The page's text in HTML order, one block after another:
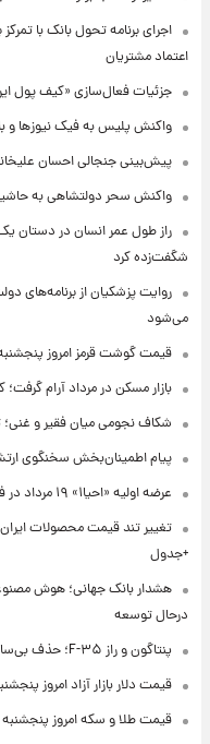
اجرای برنامه تحول بانک با تمرکز
اعتماد مشتریان
جزئیات فعال‌سازی «کیف پول
واکنش پلیس به فیک نیوزها و
پیش‌بینی جنجالی احسان
واکنش سحر دولتشاهی به
شگفت‌زده کرد
روایت پزشکیان از برنامه‌های
می‌شود
قیمت گوشت قرمز امروز پنجشنبه ۱۵ مرداد ۱۴۰۵
بازار مسکن در مرداد آرام
شکاف نجومی میان فقیر و غنی؛
پیام اطمینان‌بخش سخنگوی
عرضه اولیه «احیا۱» ۱۹ مرداد در فرابورس
+جدول
هشدار بانک جهانی؛ هوش
درحال توسعه
پنتاگون و راز F-۳۵؛ حذف بی‌سابقه گزارش‌های عملکرد جنگنده‌های نسل پنجم
قیمت دلار بازار آزاد امروز پنجشنبه ۱۵ مرداد ۱۴۰۵
قیمت طلا و سکه امروز پنجشنبه ۱۵ مرداد ۱۴۰۵